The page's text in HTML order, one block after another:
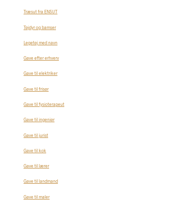
Træsut fra ENSUT
Tøjdyr og bamser
Legetøj med navn
Gave efter erhverv
Gave til elektriker
Gave til frisør
Gave til fysioterapeut
Gave til ingeniør
Gave til jurist
Gave til kok
Gave til lærer
Gave til landmand
Gave til maler